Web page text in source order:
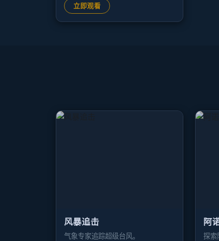
立即观看
风暴追击
气象专家追踪超级台风。
阿
探索